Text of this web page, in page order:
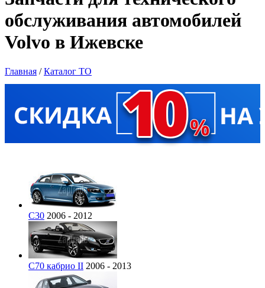
обслуживания автомобилей
Volvo в Ижевске
Главная /Каталог ТО
C30 2006 - 2012
C70 кабрио II 2006 - 2013